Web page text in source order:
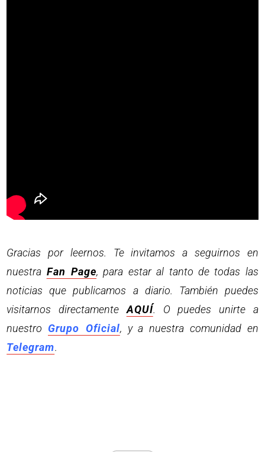
Gracias por leernos. Te invitamos a seguirnos en
nuestra Fan Page, para estar al tanto de todas las
noticias que publicamos a diario. También puedes
visitarnos directamenteAQUÍ. O puedes unirte a
nuestro Grupo Oficial, y a nuestra comunidad en
Telegram.